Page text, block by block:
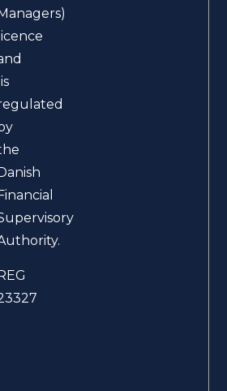
licence
is